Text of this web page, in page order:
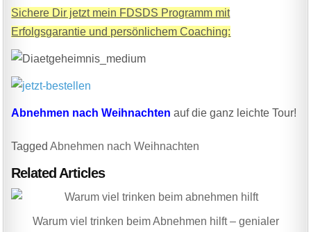
Sichere Dir jetzt mein FDSDS Programm mit
Erfolgsgarantie und persönlichem Coaching:
Abnehmen nach Weihnachten auf die ganz leichte Tour!
TaggedAbnehmen nach Weihnachten
Related Articles
Warum viel trinken beim Abnehmen hilft – genialer